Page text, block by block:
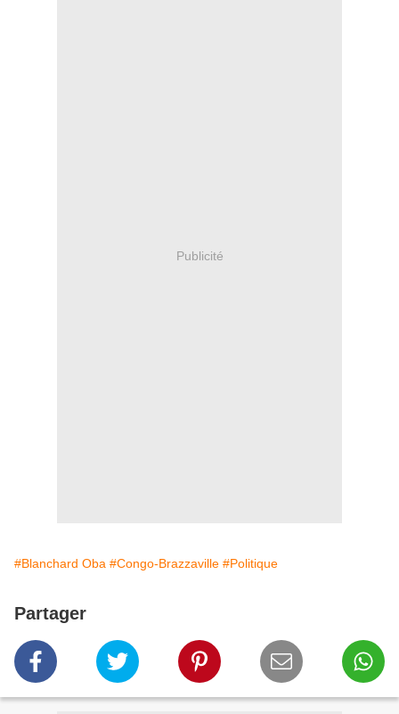
Publicité
#Blanchard Oba #Congo-Brazzaville #Politique
Partager